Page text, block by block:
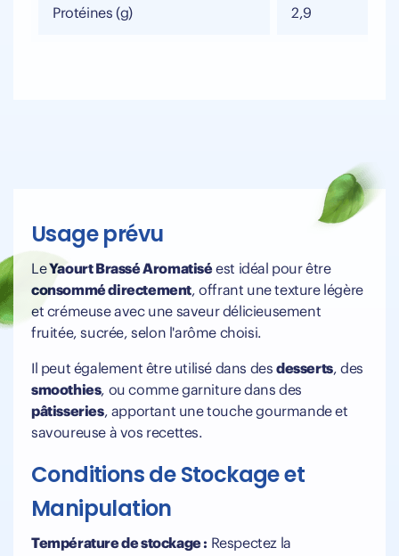
Protéines (g) 2,9
Usage prévu
LeYaourt Brassé Aromatiséest idéal pour être
consommé directement, offrant une texture légère
et crémeuse avec une saveur délicieusement
fruitée, sucrée, selon l'arôme choisi.
Il peut également être utilisé dans des desserts, des
smoothies, ou comme garniture dans des
pâtisseries, apportant une touche gourmande et
savoureuse à vos recettes.
Conditions de Stockage et
Manipulation
Température de stockage : Respectez la